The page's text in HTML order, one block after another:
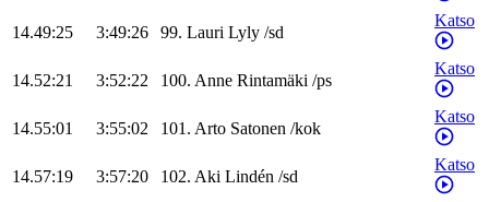
14.49:25 3:49:26 99. Lauri Lyly /sd
Katso
14.52:21 3:52:22 100. Anne Rintamäki /ps
Katso
14.55:01 3:55:02 101. Arto Satonen /kok
Katso
14.57:19 3:57:20 102. Aki Lindén /sd
Katso